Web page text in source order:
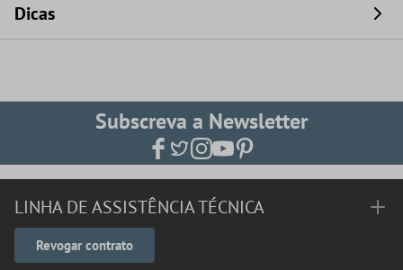
Dicas
Subscreva a Newsletter
LINHA DE ASSISTÊNCIA TÉCNICA
Revogar contrato